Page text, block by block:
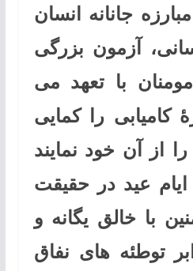
جانانه انسان
آزمون بزرگی
با تعهد می
کامیابی را کمایی
از آن خود نمایند
عید در حقیقت
با خالق یگانه و
توطئه های نفاق